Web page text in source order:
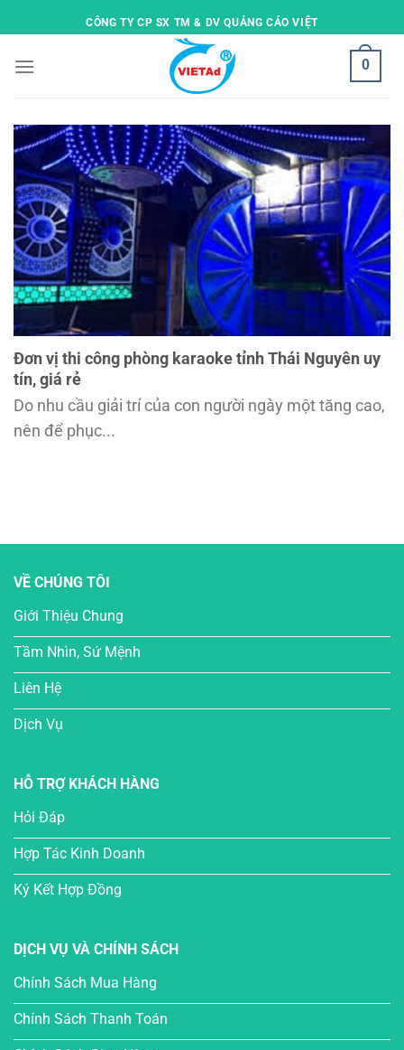
to
CÔNG TY CP SX TM & DV QUẢNG CÁO VIỆT
0
Đơn vị thi công phòng karaoke tỉnh Thái Nguyên uy
tín, giá rẻ
Do nhu cầu giải trí của con người ngày một tăng cao,
nên để phục...
VỀ CHÚNG TÔI
Giới Thiệu Chung
Tầm Nhìn, Sứ Mệnh
Liên Hệ
Dịch Vụ
HỖ TRỢ KHÁCH HÀNG
Hỏi Đáp
Hợp Tác Kinh Doanh
Ký Kết Hợp Đồng
DỊCH VỤ VÀ CHÍNH SÁCH
Chính Sách Mua Hàng
Chính Sách Thanh Toán